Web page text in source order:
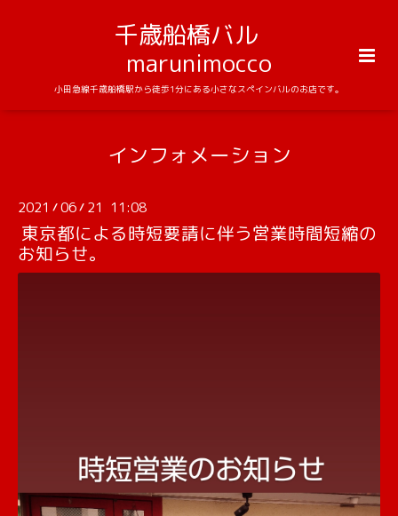
千歳船橋バル
marunimocco
小田急線千歳船橋駅から徒歩1分にある小さなスペインバルのお店です。
インフォメーション
2021 /06/ 21 11:08
東京都による時短要請に伴う営業時間短縮の
お知らせ。